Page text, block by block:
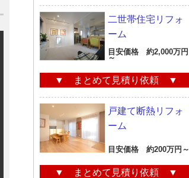
二世帯住宅リフォ
ーム
目安価格 約2,000万円
～
▼ まとめて見積り依頼 ▼
戸建て断熱リフォ
ーム
目安価格 約200万円～
▼ まとめて見積り依頼 ▼